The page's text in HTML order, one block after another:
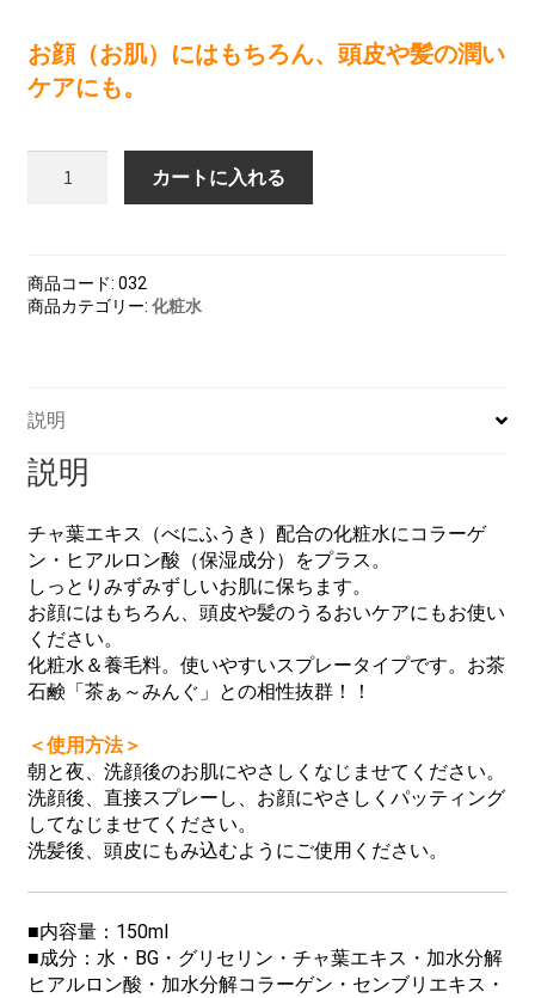
お顔（お肌）にはもちろん、頭皮や髪の潤い
ケアにも。
ぐ
化
養
毛
料
個
カートに入れる
商品コード: 032
商品カテゴリー: 化粧水
説明
説明
チャ葉エキス（べにふうき）配合の化粧水にコラーゲ
ン・ヒアルロン酸（保湿成分）をプラス。
しっとりみずみずしいお肌に保ちます。
お顔にはもちろん、頭皮や髪のうるおいケアにもお使い
ください。
化粧水＆養毛料。使いやすいスプレータイプです。お茶
石鹸「茶ぁ～みんぐ」との相性抜群！！
＜使用方法＞
朝と夜、洗顔後のお肌にやさしくなじませてください。
洗顔後、直接スプレーし、お顔にやさしくパッティング
してなじませてください。
洗髪後、頭皮にもみ込むようにご使用ください。
■内容量：150ml
■成分：水・BG・グリセリン・チャ葉エキス・加水分解
ヒアルロン酸・加水分解コラーゲン・センブリエキス・